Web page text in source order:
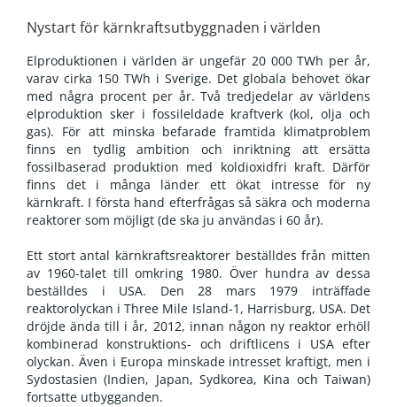
Nystart för kärnkraftsutbyggnaden i världen
Elproduktionen i världen är ungefär 20 000 TWh per år,
varav cirka 150 TWh i Sverige. Det globala behovet ökar
med några procent per år. Två tredjedelar av världens
elproduktion sker i fossileldade kraftverk (kol, olja och
gas). För att minska befarade framtida klimatproblem
finns en tydlig ambition och inriktning att ersätta
fossilbaserad produktion med koldioxidfri kraft. Därför
finns det i många länder ett ökat intresse för ny
kärnkraft. I första hand efterfrågas så säkra och moderna
reaktorer som möjligt (de ska ju användas i 60 år).
Ett stort antal kärnkraftsreaktorer beställdes från mitten
av 1960-talet till omkring 1980. Över hundra av dessa
beställdes i USA. Den 28 mars 1979 inträffade
reaktorolyckan i Three Mile Island-1, Harrisburg, USA. Det
dröjde ända till i år, 2012, innan någon ny reaktor erhöll
kombinerad konstruktions- och driftlicens i USA efter
olyckan. Även i Europa minskade intresset kraftigt, men i
Sydostasien (Indien, Japan, Sydkorea, Kina och Taiwan)
fortsatte utbygganden.